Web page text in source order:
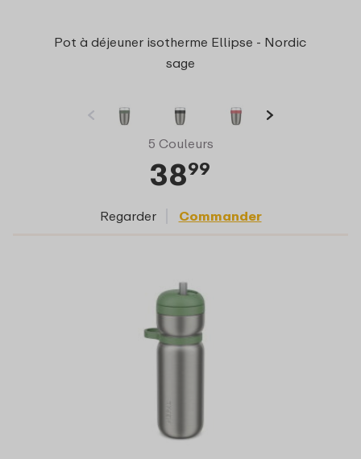
Pot à déjeuner isotherme Ellipse - Nordic
sage
5 Couleurs
3899
Regarder Commander